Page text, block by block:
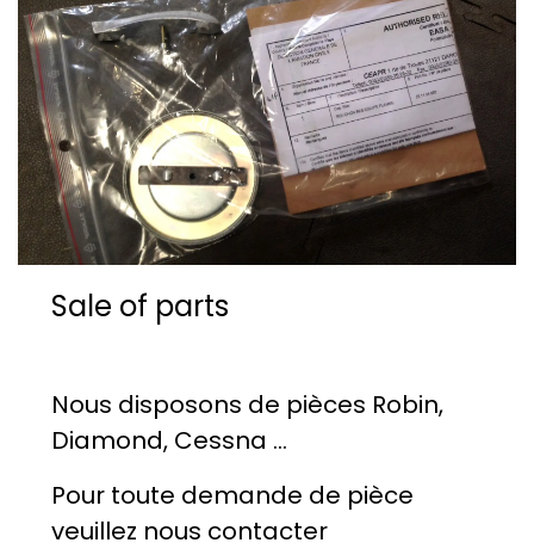
Sale of parts
Nous disposons de pièces Robin,
Diamond, Cessna ...
Pour toute demande de pièce
veuillez nous contacter